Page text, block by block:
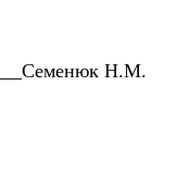
Н.М.